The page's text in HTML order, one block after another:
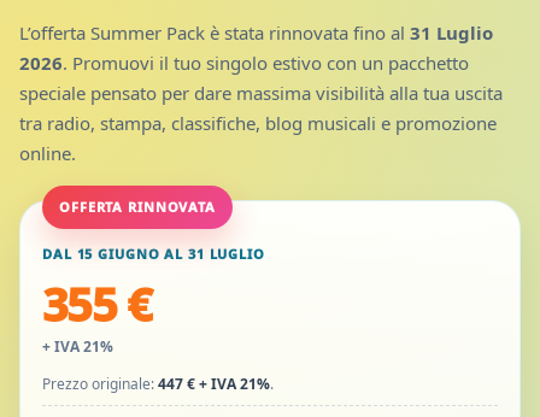
L’offerta Summer Pack è stata rinnovata fino al 31 Luglio
2026. Promuovi il tuo singolo estivo con un pacchetto
speciale pensato per dare massima visibilità alla tua uscita
tra radio, stampa, classifiche, blog musicali e promozione
online.
OFFERTA RINNOVATA
DAL 15 GIUGNO AL 31 LUGLIO
355 €
+ IVA 21%
Prezzo originale:447 € + IVA 21%.